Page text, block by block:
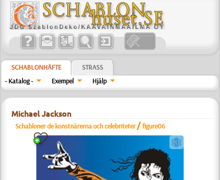
SCHABLONHÄFTE
STRASS
- Katalog -
Exempel Hjälp
Michael Jackson
Schabloner de konstnärerna och celebriteter /figure06
c